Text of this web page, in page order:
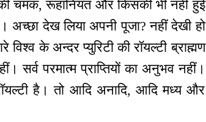
चमक, रूहानियत और किसकी भी नहीं हुई
अच्छा देख लिया अपनी पूजा? नहीं देखी हो
के अन्दर प्युरिटी की रॉयल्टी ब्राह्मण
सर्व परमात्म प्राप्तियों का अनुभव नहीं।
रॉयल्टी है। तो आदि अनादि, आदि मध्य और